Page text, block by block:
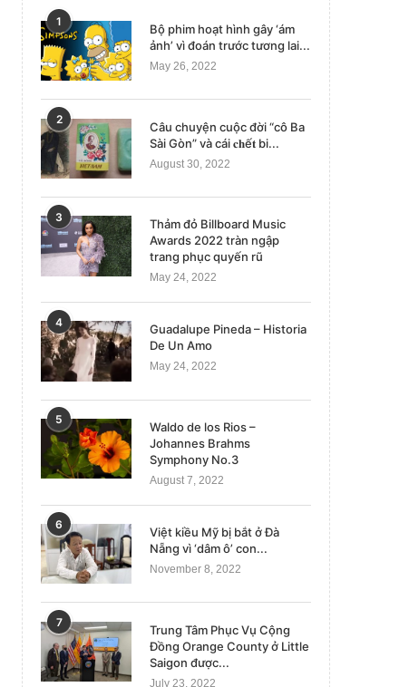
Triều Tiên nói đã thử nghiệm ICBM
nhiên liệu rắn...
April 14, 2023
Lũ lụt do vỡ đập nhấn chìm
June 8, 2023
1
Bộ phim hoạt hình gây ‘ám
ảnh’ vì đoán trước tương lai...
May 26, 2022
2
Câu chuyện cuộc đời “cô Ba
Sài Gòn” và cái 𝐜𝐡ế𝐭 bi...
August 30, 2022
3
Thảm đỏ Billboard Music
Awards 2022 tràn ngập
trang phục quyến rũ
May 24, 2022
4
Guadalupe Pineda – Historia
De Un Amo
May 24, 2022
5
Waldo de los Rios –
Johannes Brahms
Symphony No.3
August 7, 2022
6
Việt kiều Mỹ bị bắt ở Đà
Nẵng vì ‘dâm ô’ con...
November 8, 2022
7
Trung Tâm Phục Vụ Cộng
Đồng Orange County ở Little
Saigon được...
July 23, 2022